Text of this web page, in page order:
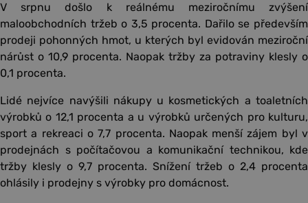
V srpnu došlo k reálnému meziročnímu zvýšení
maloobchodních tržeb o 3,5 procenta. Dařilo se především
prodeji pohonných hmot, u kterých byl evidován meziroční
nárůst o 10,9 procenta. Naopak tržby za potraviny klesly o
0,1 procenta.
Lidé nejvíce navýšili nákupy u kosmetických a toaletních
výrobků o 12,1 procenta a u výrobků určených pro kulturu,
sport a rekreaci o 7,7 procenta. Naopak menší zájem byl v
prodejnách s počítačovou a komunikační technikou, kde
tržby klesly o 9,7 procenta. Snížení tržeb o 2,4 procenta
ohlásily i prodejny s výrobky pro domácnost.